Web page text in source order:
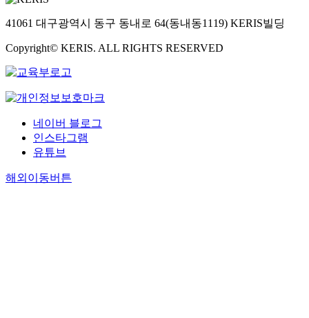
41061 대구광역시 동구 동내로 64(동내동1119) KERIS빌딩
Copyright© KERIS. ALL RIGHTS RESERVED
네이버 블로그
인스타그램
유튜브
해외이동버튼